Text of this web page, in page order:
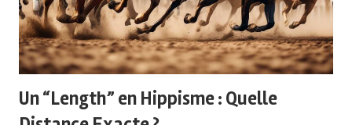
h
P
o
Un “Length” en Hippisme : Quelle